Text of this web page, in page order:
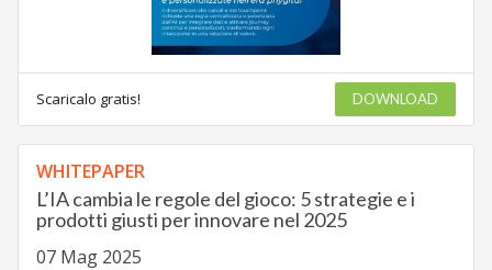
Scaricalo gratis! DOWNLOAD
WHITEPAPER
L’IA cambia le regole del gioco: 5 strategie e i
prodotti giusti per innovare nel 2025
07 Mag 2025